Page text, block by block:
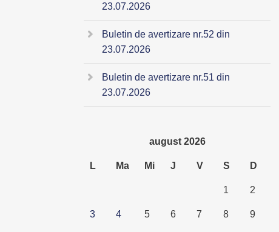
23.07.2026
Buletin de avertizare nr.52 din
23.07.2026
Buletin de avertizare nr.51 din
23.07.2026
august 2026
L Ma Mi J V S D
1 2
3 4 5 6 7 8 9